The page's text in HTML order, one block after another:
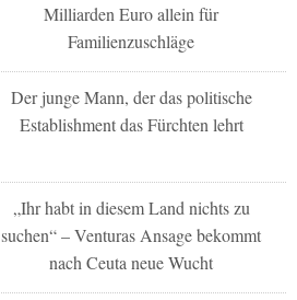
Milliarden Euro allein für
Familienzuschläge
Der junge Mann, der das politische
Establishment das Fürchten lehrt
„Ihr habt in diesem Land nichts zu
suchen“ – Venturas Ansage bekommt
nach Ceuta neue Wucht